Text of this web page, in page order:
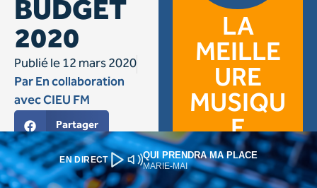
EN DIRECT QUI PRENDRA MA PLACE
MARIE-MAI